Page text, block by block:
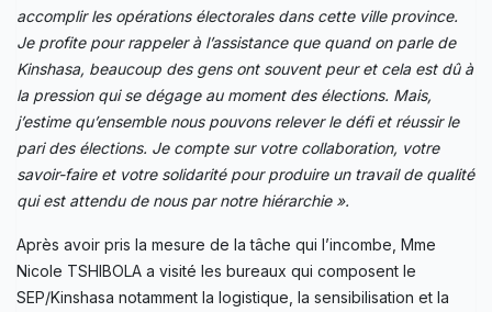
accomplir les opérations électorales dans cette ville province.
Je profite pour rappeler à l’assistance que quand on parle de
Kinshasa, beaucoup des gens ont souvent peur et cela est dû à
la pression qui se dégage au moment des élections. Mais,
j’estime qu’ensemble nous pouvons relever le défi et réussir le
pari des élections. Je compte sur votre collaboration, votre
savoir-faire et votre solidarité pour produire un travail de qualité
qui est attendu de nous par notre hiérarchie ».
Après avoir pris la mesure de la tâche qui l’incombe, Mme
Nicole TSHIBOLA a visité les bureaux qui composent le
SEP/Kinshasa notamment la logistique, la sensibilisation et la